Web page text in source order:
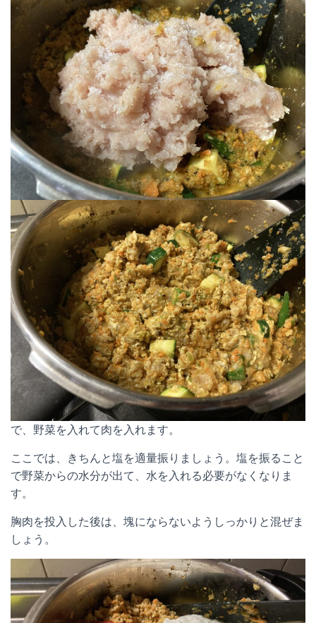
で、野菜を入れて肉を入れます。
ここでは、きちんと塩を適量振りましょう。塩を振ること
で野菜からの水分が出て、水を入れる必要がなくなりま
す。
胸肉を投入した後は、塊にならないようしっかりと混ぜま
しょう。